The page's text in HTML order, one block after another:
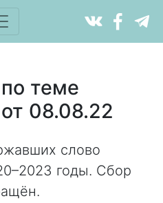
теме
08.08.22
слово
годы. Сбор